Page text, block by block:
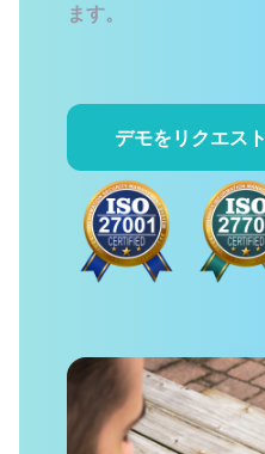
ます。
デモをリクエスト